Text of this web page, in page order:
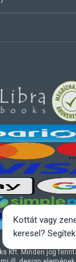
Kft. Minden jog
Kottát vagy
keresel?